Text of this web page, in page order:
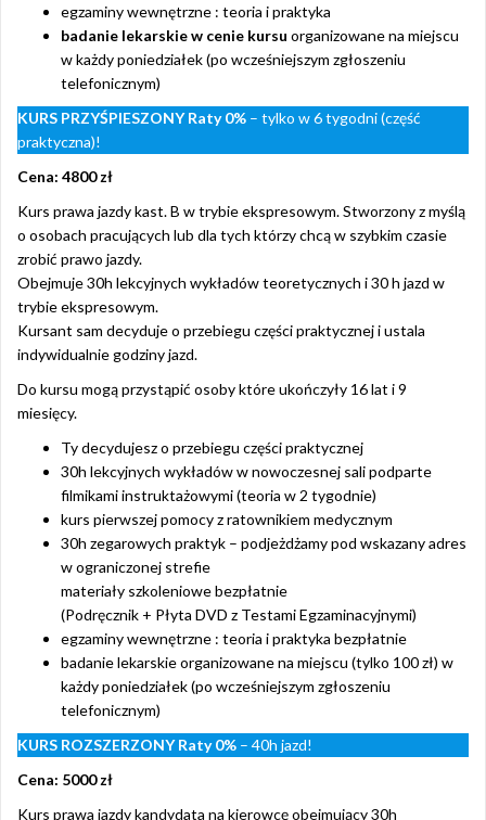
egzaminy wewnętrzne : teoria i praktyka
badanie lekarskie w cenie kursu organizowane na miejscu
w każdy poniedziałek (po wcześniejszym zgłoszeniu
telefonicznym)
KURS PRZYŚPIESZONY Raty 0% – tylko w 6 tygodni (część
praktyczna)!
Cena: 4800 zł
Kurs prawa jazdy kast. B w trybie ekspresowym. Stworzony z myślą
o osobach pracujących lub dla tych którzy chcą w szybkim czasie
zrobić prawo jazdy.
Obejmuje 30h lekcyjnych wykładów teoretycznych i 30 h jazd w
trybie ekspresowym.
Kursant sam decyduje o przebiegu części praktycznej i ustala
indywidualnie godziny jazd.
Do kursu mogą przystąpić osoby które ukończyły 16 lat i 9
miesięcy.
Ty decydujesz o przebiegu części praktycznej
30h lekcyjnych wykładów w nowoczesnej sali podparte
filmikami instruktażowymi (teoria w 2 tygodnie)
kurs pierwszej pomocy z ratownikiem medycznym
30h zegarowych praktyk – podjeżdżamy pod wskazany adres
w ograniczonej strefie
materiały szkoleniowe bezpłatnie
(Podręcznik + Płyta DVD z Testami Egzaminacyjnymi)
egzaminy wewnętrzne : teoria i praktyka bezpłatnie
badanie lekarskie organizowane na miejscu (tylko 100 zł) w
każdy poniedziałek (po wcześniejszym zgłoszeniu
telefonicznym)
KURS ROZSZERZONY Raty 0% – 40h jazd!
Cena: 5000 zł
Kurs prawa jazdy kandydata na kierowcę obejmujący 30h